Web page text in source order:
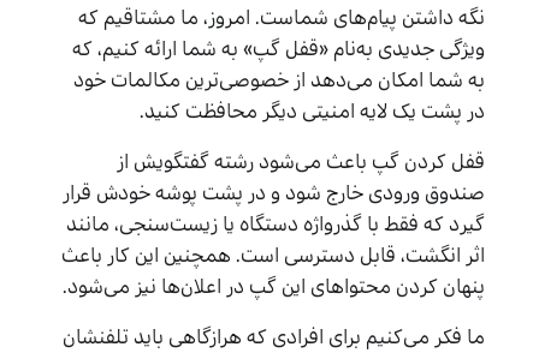
نگه داشتن پیام‌های شماست. امروز، ما مشتاقیم که
ویژگی جدیدی به‌نام «قفل گپ» به شما ارائه کنیم، که
به شما امکان می‌دهد از خصوصی‌ترین مکالمات خود
در پشت یک لایه امنیتی دیگر محافظت کنید.
قفل کردن گپ باعث می‌شود رشته گفتگویش از
صندوق ورودی خارج شود و در پشت پوشه خودش قرار
گیرد که فقط با گذرواژه دستگاه یا زیست‌سنجی، مانند
اثر انگشت، قابل دسترسی است. همچنین این کار باعث
پنهان کردن محتواهای این گپ در اعلان‌ها نیز می‌شود.
ما فکر می‌کنیم برای افرادی که هرازگاهی باید تلفنشان